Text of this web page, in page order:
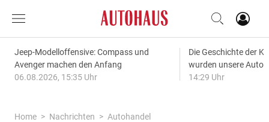
Jeep-Modelloffensive: Compass und
Avenger machen den Anfang
06.08.2026, 15:35 Uhr
Die Geschichte der
wurden unsere
14:29 Uhr
Home Nachrichten
Autohandel